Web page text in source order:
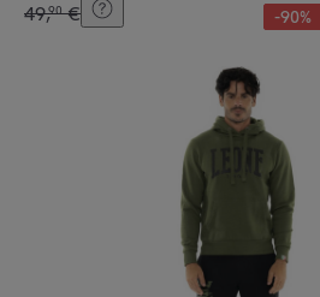
49,90 € -90%